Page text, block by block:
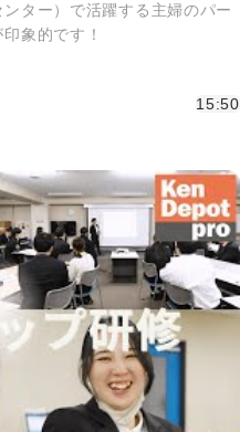
ター）で活躍する主婦のパー
象的です！
15:50